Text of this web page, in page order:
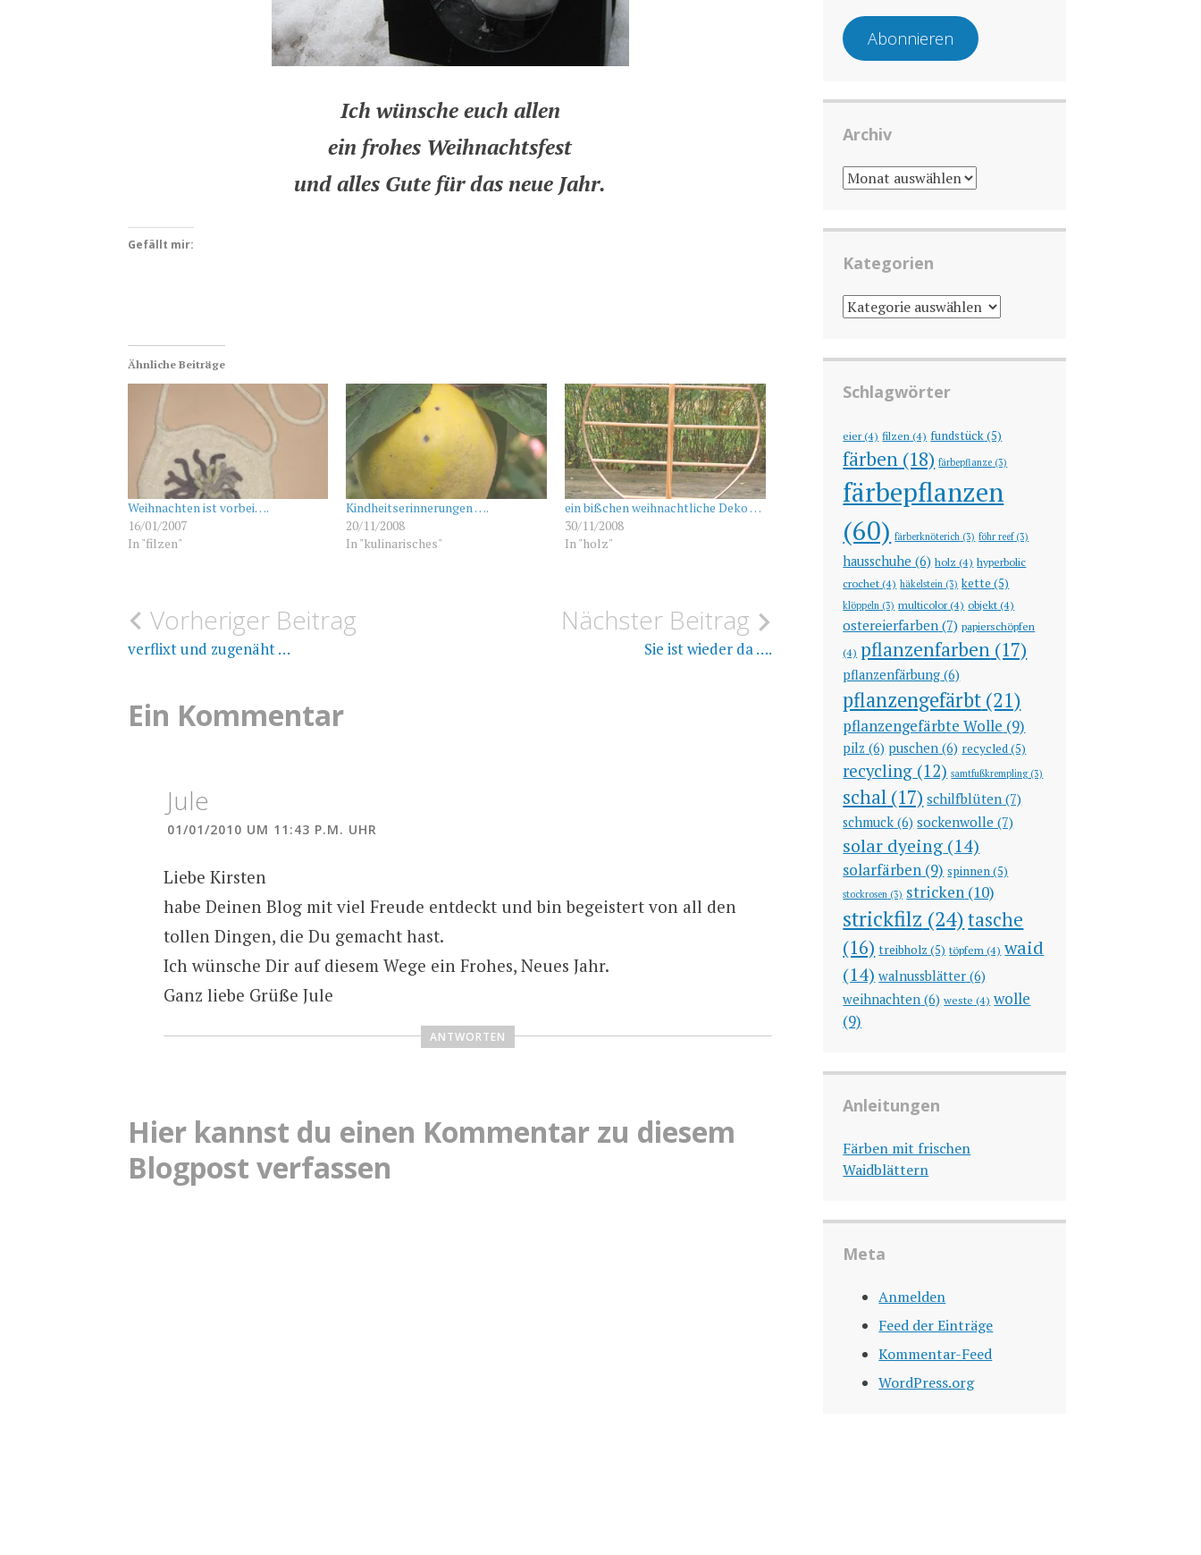
Ich wünsche euch allen
ein frohes Weihnachtsfest
und alles Gute für das neue Jahr.
Gefällt mir:
Ähnliche Beiträge
Weihnachten ist vorbei….
16/01/2007
In "filzen"
Kindheitserinnerungen ….
20/11/2008
In "kulinarisches"
ein bißchen weihnachtliche Deko …
30/11/2008
In "holz"
ALLGEMEIN
FRIEDENSLICHT
WEIHNACHTEN
Beitragsnavigation
Vorheriger Beitrag
verflixt und zugenäht …
Nächster Beitrag
Sie ist wieder da ….
Ein Kommentar
Jule
01/01/2010 UM 11:43 P.M. UHR
Liebe Kirsten
habe Deinen Blog mit viel Freude entdeckt und bin begeistert von all den
tollen Dingen, die Du gemacht hast.
Ich wünsche Dir auf diesem Wege ein Frohes, Neues Jahr.
Ganz liebe Grüße Jule
ANTWORTEN
Hier kannst du einen Kommentar zu diesem
Blogpost verfassen
Abonnieren
Archiv
ARCHIV
Kategorien
KATEGORIEN
Schlagwörter
eier(4) filzen(4) fundstück(5)
färben (18) färbepflanze (3)
färbepflanzen
(60) färberknöterich (3) föhr reef(3)
hausschuhe (6) holz (4) hyperbolic
crochet(4) häkelstein (3) kette (5)
klöppeln (3) multicolor(4) objekt(4)
ostereierfarben (7) papierschöpfen
(4) pflanzenfarben (17)
pflanzenfärbung (6)
pflanzengefärbt (21)
pflanzengefärbte Wolle (9)
pilz (6) puschen (6) recycled(5)
recycling (12) samtfußkrempling(3)
schal (17) schilfblüten (7)
schmuck (6) sockenwolle (7)
solar dyeing (14)
solarfärben (9) spinnen(5)
stockrosen (3) stricken (10)
strickfilz (24)tasche
(16) treibholz (5) töpfern(4) waid
(14) walnussblätter (6)
weihnachten (6) weste (4) wolle
(9)
Anleitungen
Färben mit frischen
Waidblättern
Meta
Anmelden
Feed der Einträge
Kommentar-Feed
WordPress.org